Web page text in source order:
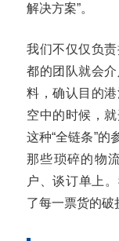
解决方案”。
我们不仅仅负
都的团队就会
料，确认目的
空中的时候，
这种“全链条”的
那些琐碎的物
户、谈订单上
了每一票货的破